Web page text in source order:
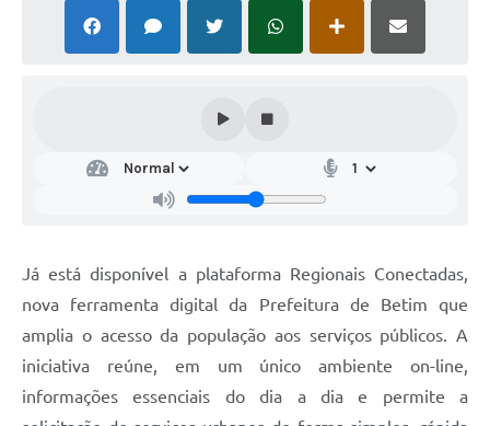
Já está disponível a plataforma Regionais Conectadas,
nova ferramenta digital da Prefeitura de Betim que
amplia o acesso da população aos serviços públicos. A
iniciativa reúne, em um único ambiente on-line,
informações essenciais do dia a dia e permite a